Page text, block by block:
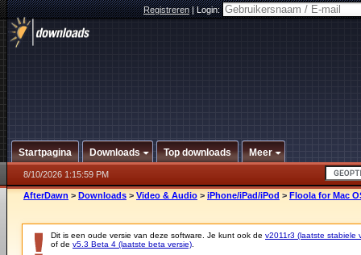
Registreren|Login:
Startpagina Downloads Top downloads Meer
8/10/2026 1:15:59 PM
AfterDawn > Downloads > Video & Audio > iPhone/iPad/iPod > Floola for Mac
Dit is een oude versie van deze software. Je kunt ook de v2011r3 (laatste stabiele
of de v5.3 Beta 4 (laatste beta versie)